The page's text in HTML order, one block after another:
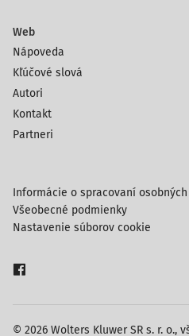
Web
Nápoveda
Kľúčové slová
Autori
Kontakt
Partneri
© 2026 Wolters Kluwer SR s. r. o.,
Informácie o spracovaní
Všeobecné podmienky
Nastavenie súborov cookie